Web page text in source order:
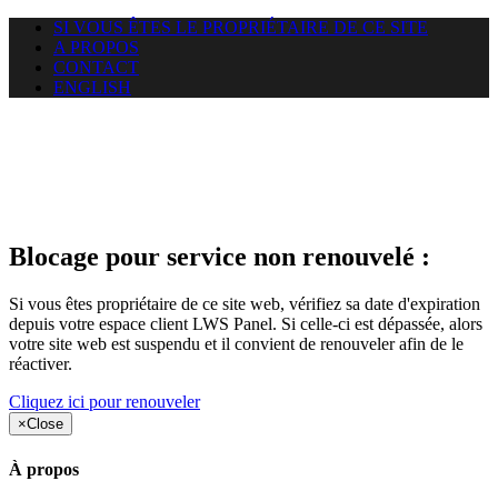
SI VOUS ÊTES LE PROPRIÉTAIRE DE CE SITE
A PROPOS
CONTACT
ENGLISH
Blocage pour service non renouvelé :
Si vous êtes propriétaire de ce site web, vérifiez sa date d'expiration
depuis votre espace client LWS Panel. Si celle-ci est dépassée, alors
votre site web est suspendu et il convient de renouveler afin de le
réactiver.
Cliquez ici pour renouveler
×Close
À propos